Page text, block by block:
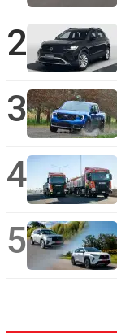
2
3
4
5